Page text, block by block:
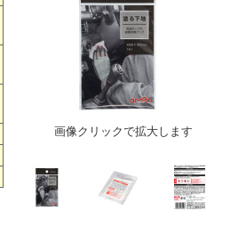
画像クリックで拡大します